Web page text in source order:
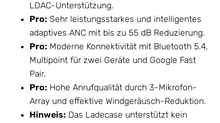
LDAC-Unterstützung.
Pro: Sehr leistungsstarkes und intelligentes
adaptives ANC mit bis zu 55 dB Reduzierung.
Pro: Moderne Konnektivität mit Bluetooth 5.4,
Multipoint für zwei Geräte und Google Fast
Pair.
Pro: Hohe Anrufqualität durch 3-Mikrofon-
Array und effektive Windgeräusch-Reduktion.
Hinweis: Das Ladecase unterstützt kein